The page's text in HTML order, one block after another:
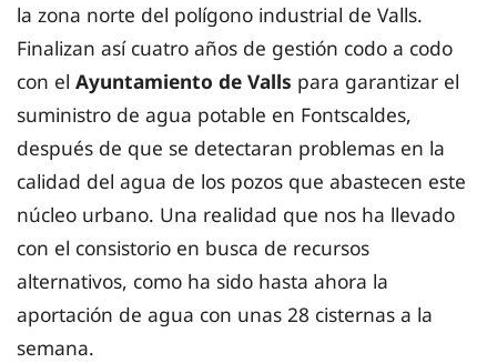
la zona norte del polígono industrial de Valls.
Finalizan así cuatro años de gestión codo a codo
con el Ayuntamiento de Valls para garantizar el
suministro de agua potable en Fontscaldes,
después de que se detectaran problemas en la
calidad del agua de los pozos que abastecen este
núcleo urbano. Una realidad que nos ha llevado
con el consistorio en busca de recursos
alternativos, como ha sido hasta ahora la
aportación de agua con unas 28 cisternas a la
semana.